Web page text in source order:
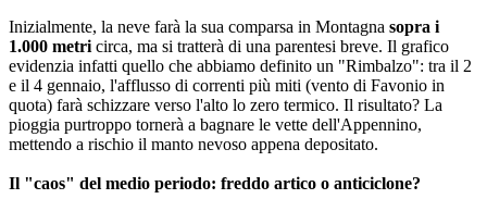
Inizialmente, la neve farà la sua comparsa in Montagna sopra i
1.000 metri circa, ma si tratterà di una parentesi breve. Il grafico
evidenzia infatti quello che abbiamo definito un "Rimbalzo": tra il 2
e il 4 gennaio, l'afflusso di correnti più miti (vento di Favonio in
quota) farà schizzare verso l'alto lo zero termico. Il risultato? La
pioggia purtroppo tornerà a bagnare le vette dell'Appennino,
mettendo a rischio il manto nevoso appena depositato.
Il "caos" del medio periodo: freddo artico o anticiclone?